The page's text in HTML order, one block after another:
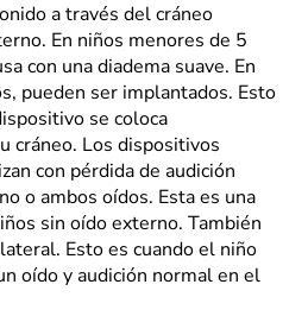
a través del cráneo
En niños menores de 5
con una diadema suave. En
pueden ser implantados. Esto
se coloca
cráneo. Los dispositivos
con pérdida de audición
o ambos oídos. Esta es una
sin oído externo. También
Esto es cuando el niño
oído y audición normal en el